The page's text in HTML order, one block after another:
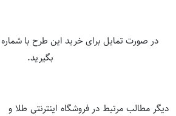
بگیرید.
دیگر مطالب مرتبط در فروشگاه اینترنتی طلا و